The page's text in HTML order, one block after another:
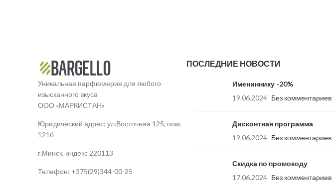
Уникальная парфюмерия для любого
изысканного вкуса
ООО «МАРКИСТАН»
Юридический адрес: ул.Восточная 125, пом.
121б
г.Минск, индекс 220113
Телефон: +375(29)344-00-25
ПОСЛЕДНИЕ НОВОСТИ
Имениннику -20%
19.06.2024 Без комментариев
Дисконтная программа
19.06.2024 Без комментариев
Скидка по промокоду
17.06.2024 Без комментариев